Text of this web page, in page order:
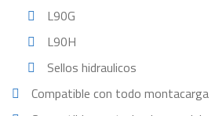
L90G
L90H
Sellos hidraulicos
Compatible con todo montacarga